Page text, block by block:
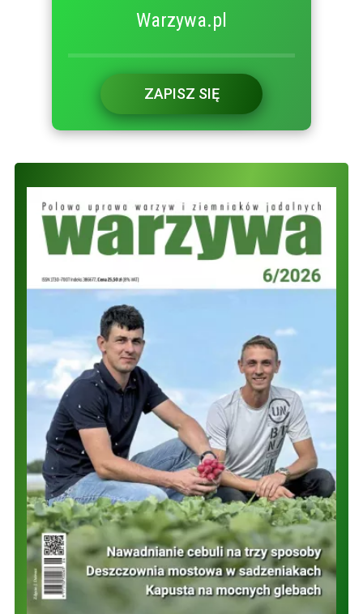
Warzywa.pl
ZAPISZ SIĘ